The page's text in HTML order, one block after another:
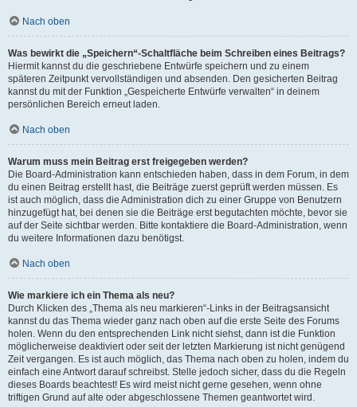
Nach oben
Was bewirkt die „Speichern“-Schaltfläche beim Schreiben eines Beitrags?
Hiermit kannst du die geschriebene Entwürfe speichern und zu einem
späteren Zeitpunkt vervollständigen und absenden. Den gesicherten Beitrag
kannst du mit der Funktion „Gespeicherte Entwürfe verwalten“ in deinem
persönlichen Bereich erneut laden.
Nach oben
Warum muss mein Beitrag erst freigegeben werden?
Die Board-Administration kann entschieden haben, dass in dem Forum, in dem
du einen Beitrag erstellt hast, die Beiträge zuerst geprüft werden müssen. Es
ist auch möglich, dass die Administration dich zu einer Gruppe von Benutzern
hinzugefügt hat, bei denen sie die Beiträge erst begutachten möchte, bevor sie
auf der Seite sichtbar werden. Bitte kontaktiere die Board-Administration, wenn
du weitere Informationen dazu benötigst.
Nach oben
Wie markiere ich ein Thema als neu?
Durch Klicken des „Thema als neu markieren“-Links in der Beitragsansicht
kannst du das Thema wieder ganz nach oben auf die erste Seite des Forums
holen. Wenn du den entsprechenden Link nicht siehst, dann ist die Funktion
möglicherweise deaktiviert oder seit der letzten Markierung ist nicht genügend
Zeit vergangen. Es ist auch möglich, das Thema nach oben zu holen, indem du
einfach eine Antwort darauf schreibst. Stelle jedoch sicher, dass du die Regeln
dieses Boards beachtest! Es wird meist nicht gerne gesehen, wenn ohne
triftigen Grund auf alte oder abgeschlossene Themen geantwortet wird.